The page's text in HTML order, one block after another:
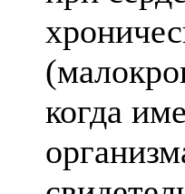
когда